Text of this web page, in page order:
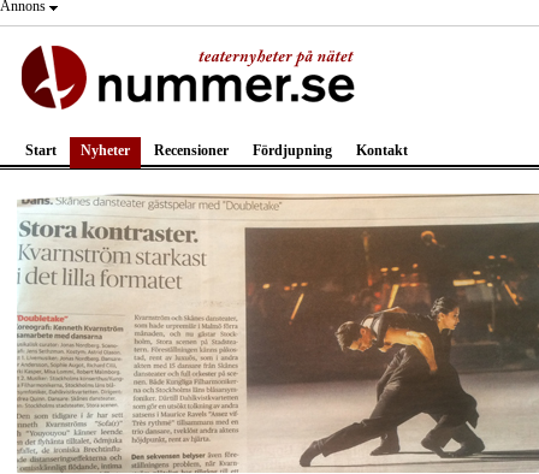
Annons
Start Nyheter Recensioner Fördjupning Kontakt